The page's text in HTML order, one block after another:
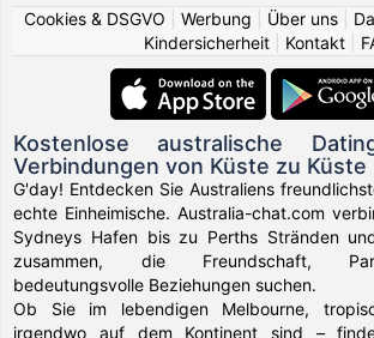
Cookies & DSGVO
Werbung Über uns
Kindersicherheit
Kontakt
Kostenlose australische
Verbindungen von Küste zu Küste
G'day! Entdecken Sie Australiens
echte Einheimische. Australia-chat.com
Sydneys Hafen bis zu Perths Stränden
zusammen, die Freundschaft,
bedeutungsvolle Beziehungen suchen.
Ob Sie im lebendigen Melbourne,
irgendwo auf dem Kontinent sind –